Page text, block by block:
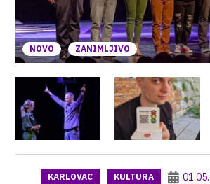
NOVO ZANIMLJIVO
KARLOVAC KULTURA